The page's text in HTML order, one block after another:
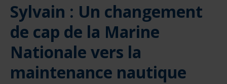
Sylvain : Un changement
de cap de la Marine
Nationale vers la
maintenance nautique